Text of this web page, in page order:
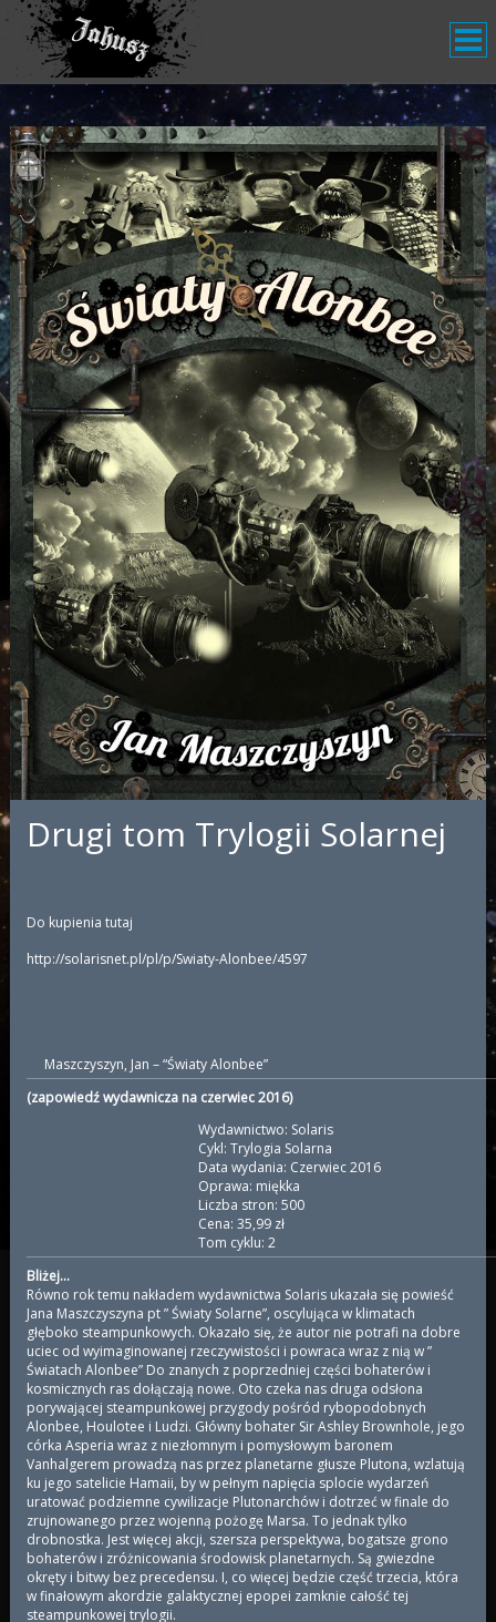
Drugi tom Trylogii Solarnej
Do kupienia tutaj
http://solarisnet.pl/pl/p/Swiaty-Alonbee/4597
Maszczyszyn, Jan – “Światy Alonbee”
(zapowiedź wydawnicza na czerwiec 2016)
Wydawnictwo: Solaris
Cykl: Trylogia Solarna
Data wydania: Czerwiec 2016
Oprawa: miękka
Liczba stron: 500
Cena: 35,99 zł
Tom cyklu: 2
Bliżej…
Równo rok temu nakładem wydawnictwa Solaris ukazała się powieść
Jana Maszczyszyna pt ” Światy Solarne”, oscylująca w klimatach
głęboko steampunkowych. Okazało się, że autor nie potrafi na dobre
uciec od wyimaginowanej rzeczywistości i powraca wraz z nią w ”
Światach Alonbee” Do znanych z poprzedniej części bohaterów i
kosmicznych ras dołączają nowe. Oto czeka nas druga odsłona
porywającej steampunkowej przygody pośród rybopodobnych
Alonbee, Houlotee i Ludzi. Główny bohater Sir Ashley Brownhole, jego
córka Asperia wraz z niezłomnym i pomysłowym baronem
Vanhalgerem prowadzą nas przez planetarne głusze Plutona, wzlatują
ku jego satelicie Hamaii, by w pełnym napięcia splocie wydarzeń
uratować podziemne cywilizacje Plutonarchów i dotrzeć w finale do
zrujnowanego przez wojenną pożogę Marsa. To jednak tylko
drobnostka. Jest więcej akcji, szersza perspektywa, bogatsze grono
bohaterów i zróżnicowania środowisk planetarnych. Są gwiezdne
okręty i bitwy bez precedensu. I, co więcej będzie część trzecia, która
w finałowym akordzie galaktycznej epopei zamknie całość tej
steampunkowej trylogii.